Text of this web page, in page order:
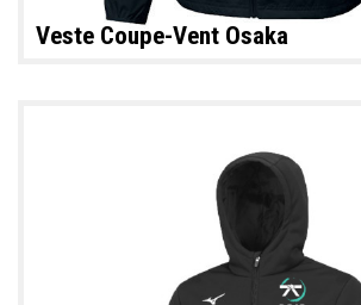
Veste Coupe-Vent Osaka